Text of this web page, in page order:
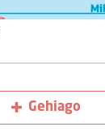
Gehiago